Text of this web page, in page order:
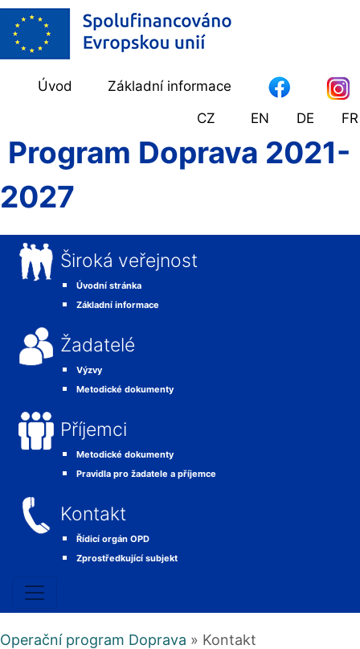
Úvod
Základní informace
CZ
EN DE FR
Program Doprava 2021-
2027
Široká veřejnost
Úvodní stránka
Základní informace
Žadatelé
Výzvy
Metodické dokumenty
Příjemci
Metodické dokumenty
Pravidla pro žadatele a příjemce
Kontakt
Řídicí orgán OPD
Zprostředkující subjekt
Operační program Doprava » Kontakt